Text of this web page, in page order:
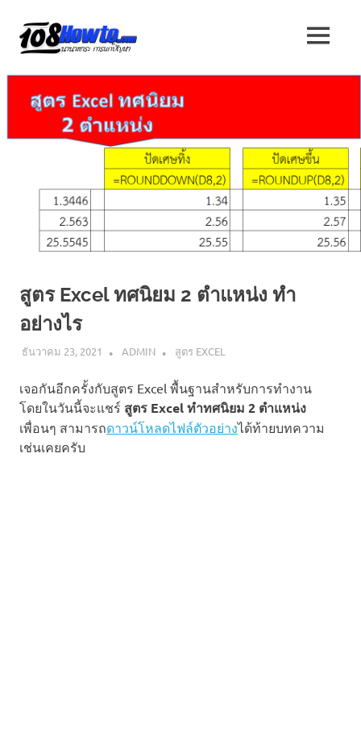
content
HOW
TO
นานา
สาระ
น่า
สาระ
น่า
เกี่ยว
อีก
มากมาย
MENU
สูตร Excel ทศนิยม 2 ตำแหน่ง ทำ
อย่างไร
ธันวาคม 23, 2021 ADMIN สูตร EXCEL
เจอกันอีกครั้งกับสูตร Excel พื้นฐานสำหรับการทำงาน
โดยในวันนี้จะแชร์ สูตร Excel ทำทศนิยม 2 ตำแหน่ง
เพื่อนๆ สามารถดาวน์โหลดไฟล์ตัวอย่างได้ท้ายบทความ
เช่นเคยครับ